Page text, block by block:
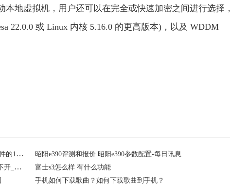
地虚拟机，用户还可以在完全或快速加密之间进行选择，
22.0.0 或 Linux 内核 5.16.0 的更高版本)，以及 WDDM
VMware发布Workstation Pro和Workstation Player虚拟机软件的16.2.5更新 昭阳e390评测和报价 昭阳e390参数配置-每日讯息
世界观速讯丨qq空间打不开是怎么回事_为什么qq空间打不开_QQ空间打不开处理教程
富士s3怎么样 有什么功能
手机如何下载歌曲？如何下载歌曲到手机？